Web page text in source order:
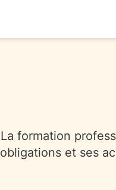
La formation
obligations et ses